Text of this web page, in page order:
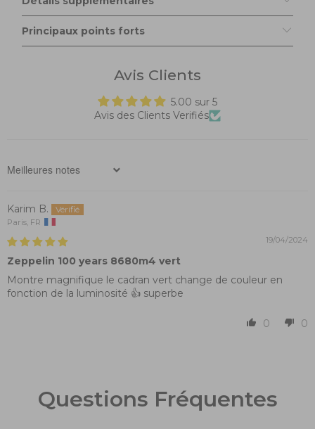
Principaux points forts
Avis Clients
5.00 sur 5
Avis des Clients Verifiés
Sort by
Karim B.
Paris, FR
19/04/2024
Zeppelin 100 years 8680m4 vert
Montre magnifique le cadran vert change de couleur en
fonction de la luminosité 👍 superbe
0 0
Questions Fréquentes